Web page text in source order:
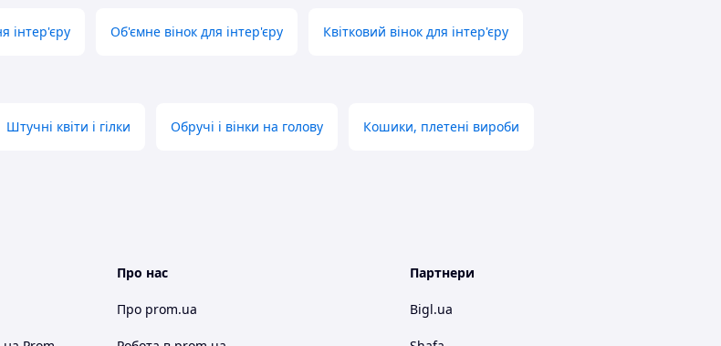
інтер'єру Об'ємне вінок для інтер'єру Квітковий вінок для інтер'єру
Штучні квіти і гілки Обручі і вінки на голову Кошики, плетені вироби
Про нас
Про prom.ua
Партнери
Bigl.ua